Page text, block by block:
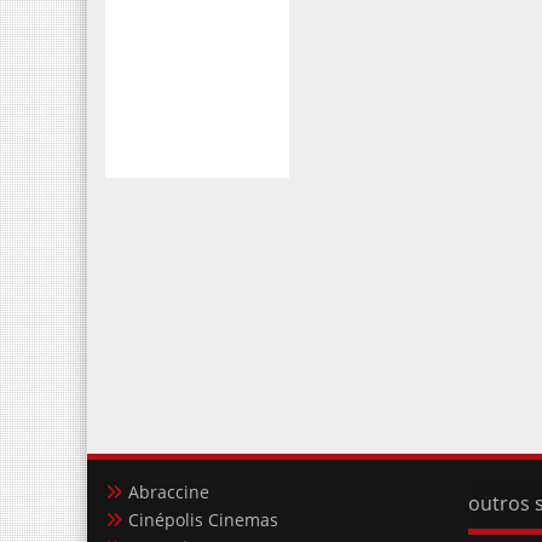
Abraccine
Cinépolis Cinemas
outros